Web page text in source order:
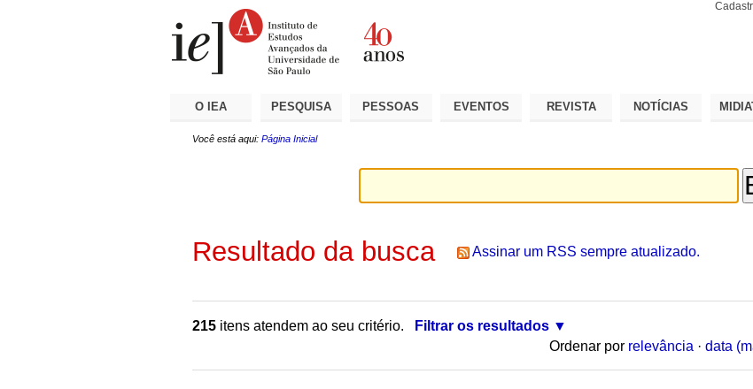
O IEA PESQUISA PESSOAS EVENTOS REVISTA NOTÍCIAS
Você está aqui: Página Inicial
Resultado da busca Assinar um RSS sempre atualizado.
215 itens atendem ao seu critério.
Filtrar os resultados
Ordenar por relevância · data